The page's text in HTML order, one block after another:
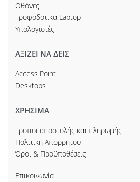
Οθόνες
Τροφοδοτικά Laptop
Υπολογιστές
ΑΞΙΖΕΙ ΝΑ ΔΕΙΣ
Access Point
Desktops
ΧΡΗΣΙΜΑ
Τρόποι αποστολής και πληρωμής
Πολιτική Απορρήτου
Όροι & Προϋποθέσεις
Επικοινωνία